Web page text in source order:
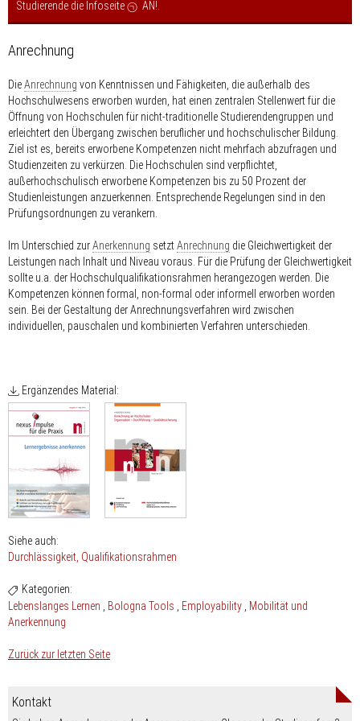
Studierende die Infoseite
AN!
Anrechnung
DieAnrechnung von Kenntnissen und Fähigkeiten, die außerhalb des
Hochschulwesens erworben wurden, hat einen zentralen Stellenwert für die
Öffnung von Hochschulen für nicht-traditionelle Studierendengruppen und
erleichtert den Übergang zwischen beruflicher und hochschulischer Bildung.
Ziel ist es, bereits erworbene Kompetenzen nicht mehrfach abzufragen und
Studienzeiten zu verkürzen. Die Hochschulen sind verpflichtet,
außerhochschulisch erworbene Kompetenzen bis zu 50 Prozent der
Studienleistungen anzuerkennen. Entsprechende Regelungen sind in den
Prüfungsordnungen zu verankern.
Im Unterschied zurAnerkennung setztAnrechnung die Gleichwertigkeit der
Leistungen nach Inhalt und Niveau voraus. Für die Prüfung der Gleichwertigkeit
sollte u.a. der Hochschulqualifikationsrahmen herangezogen werden. Die
Kompetenzen können formal, non-formal oder informell erworben worden
sein. Bei der Gestaltung der Anrechnungsverfahren wird zwischen
individuellen, pauschalen und kombinierten Verfahren unterschieden.
Ergänzendes Material:
Siehe auch:
Durchlässigkeit Qualifikationsrahmen
Kategorien:
Lebenslanges Lernen
Bologna Tools Employability
Mobilität und
Anerkennung
Zurück zur letzten Seite
Kontakt